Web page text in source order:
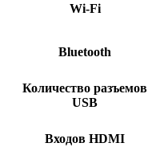
Wi-Fi
Bluetooth
Количество разъемов
USB
Входов HDMI